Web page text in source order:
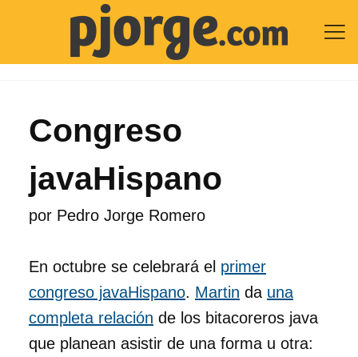

Congreso
javaHispano
por Pedro Jorge Romero
En octubre se celebrará el primer
congreso javaHispano. Martin da una
completa relación de los bitacoreros java
que planean asistir de una forma u otra: